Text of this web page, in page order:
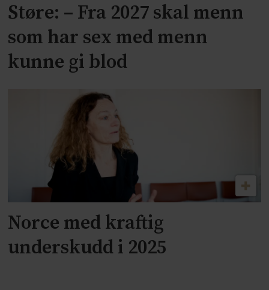
Støre: – Fra 2027 skal menn
som har sex med menn
kunne gi blod
Norce med kraftig
underskudd i 2025